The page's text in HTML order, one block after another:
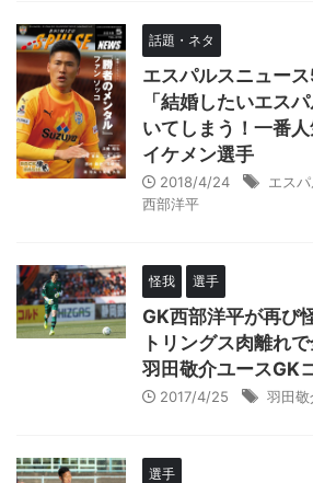
話題・ネタ
エスパルスニュー
「結婚したいエス
いてしまう！一番
イケメン選手
2018/4/24 エス
西部洋平
怪我 選手
GK西部洋平が再び
トリングス肉離れ
羽田敬介ユースGK
2017/4/25 羽田敬
選手